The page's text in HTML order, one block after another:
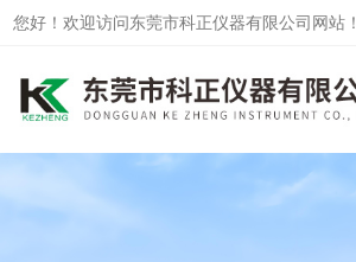
您好！欢迎访问东莞市科正仪器有限公司网站！